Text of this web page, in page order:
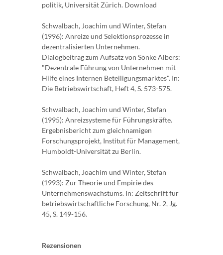
politik, Universität Zürich. Download
Schwalbach, Joachim und Winter, Stefan
(1996): Anreize und Selektionsprozesse in
dezentralisierten Unternehmen.
Dialogbeitrag zum Aufsatz von Sönke Albers:
"Dezentrale Führung von Unternehmen mit
Hilfe eines Internen Beteiligungsmarktes". In:
Die Betriebswirtschaft, Heft 4, S. 573-575.
Schwalbach, Joachim und Winter, Stefan
(1995): Anreizsysteme für Führungskräfte.
Ergebnisbericht zum gleichnamigen
Forschungsprojekt, Institut für Management,
Humboldt-Universität zu Berlin.
Schwalbach, Joachim und Winter, Stefan
(1993): Zur Theorie und Empirie des
Unternehmenswachstums. In: Zeitschrift für
betriebswirtschaftliche Forschung, Nr. 2, Jg.
45, S. 149-156.
Rezensionen